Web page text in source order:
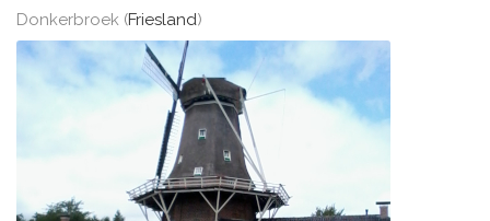
Donkerbroek (Friesland)